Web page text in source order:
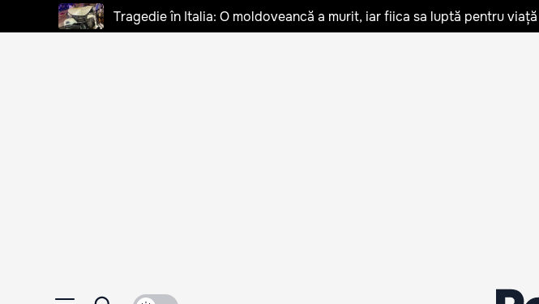
Tragedie în Italia: O moldoveancă a murit, iar fiica sa luptă pentru viață